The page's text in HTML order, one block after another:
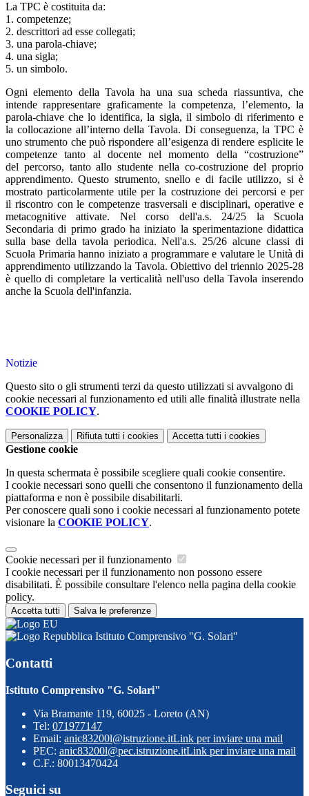
La TPC è costituita da:
1. competenze;
2. descrittori ad esse collegati;
3. una parola-chiave;
4. una sigla;
5. un simbolo.
Ogni elemento della Tavola ha una sua scheda riassuntiva, che
intende rappresentare graficamente la competenza, l’elemento, la
parola-chiave che lo identifica, la sigla, il simbolo di riferimento e
la collocazione all’interno della Tavola. Di conseguenza, la TPC è
uno strumento che può rispondere all’esigenza di rendere esplicite le
competenze tanto al docente nel momento della “costruzione”
del percorso, tanto allo studente nella co-costruzione del proprio
apprendimento. Questo strumento, snello e di facile utilizzo, si è
mostrato particolarmente utile per la costruzione dei percorsi e per
il riscontro con le competenze trasversali e disciplinari, operative e
metacognitive attivate. Nel corso dell'a.s. 24/25 la Scuola
Secondaria di primo grado ha iniziato la sperimentazione didattica
sulla base della tavola periodica. Nell'a.s. 25/26 alcune classi di
Scuola Primaria hanno iniziato a programmare e valutare le Unità di
apprendimento utilizzando la Tavola. Obiettivo del triennio 2025-28
è quello di completare la verticalità nell'uso della Tavola inserendo
anche la Scuola dell'infanzia.
Notizie
Questo sito o gli strumenti terzi da questo utilizzati si avvalgono di
cookie necessari al funzionamento ed utili alle finalità illustrate nella
COOKIE POLICY.
Personalizza Rifiuta tutti i cookies Accetta tutti i cookies
Gestione cookie
In questa schermata è possibile scegliere quali cookie consentire.
I cookie necessari sono quelli che consentono il funzionamento della
piattaforma e non è possibile disabilitarli.
Per conoscere quali sono i cookie necessari al funzionamento potete
visionare la COOKIE POLICY.
Cookie necessari per il funzionamento
I cookie necessari per il funzionamento non possono essere
disabilitati. È possibile consultare l'elenco nella pagina della cookie
policy.
Accetta tutti Salva le preferenze
Istituto Comprensivo "G. Solari"
Contatti
Istituto Comprensivo "G. Solari"
Via Bramante 119, 60025 - Loreto (AN)
Tel: 071977147
Email: anic83200l@istruzione.itLink per inviare una mail
PEC: anic83200l@pec.istruzione.itLink per inviare una mail
C.F.: 80013470424
Seguici su